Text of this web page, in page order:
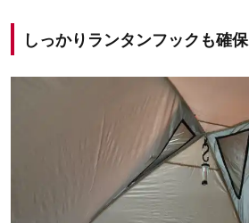
しっかりランタンフックも確保